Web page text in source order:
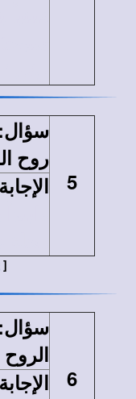
5
سؤال:
روح
الإجابة
]
6
سؤال:
الإجابة